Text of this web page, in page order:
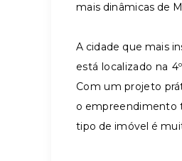
mais dinâmicas de
A cidade que mais
está localizado na
Com um projeto
o empreendimento
tipo de imóvel é